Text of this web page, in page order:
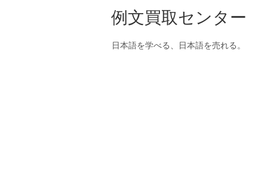
例文買取センター
日本語を学べる、日本語を売れる。